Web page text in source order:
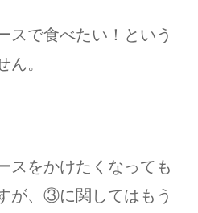
スで食べたい！という
ん。
をかけたくなっても
が、③に関してはもう